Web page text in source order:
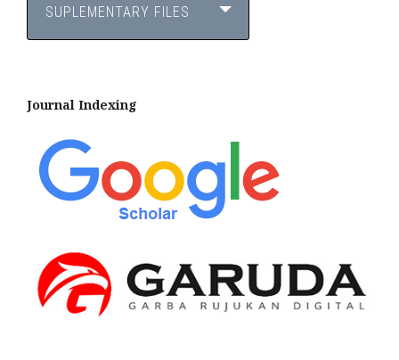
SUPLEMENTARY FILES
Journal Indexing